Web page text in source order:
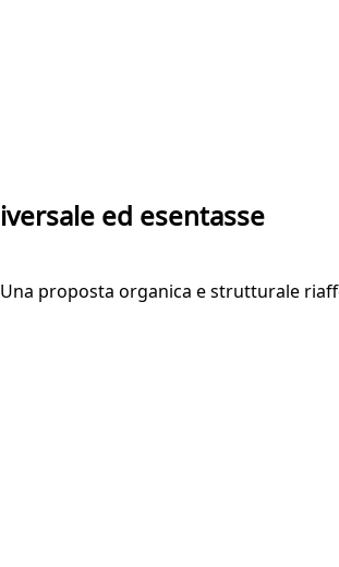
ed esentasse
proposta organica e strutturale